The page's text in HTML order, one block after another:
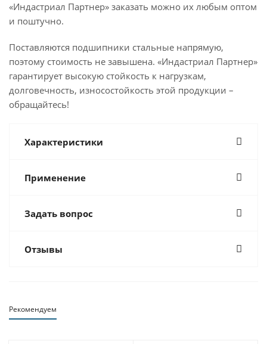
«Индастриал Партнер» заказать можно их любым оптом
и поштучно.
Поставляются подшипники стальные напрямую,
поэтому стоимость не завышена. «Индастриал Партнер»
гарантирует высокую стойкость к нагрузкам,
долговечность, износостойкость этой продукции –
обращайтесь!
Характеристики
Применение
Задать вопрос
Отзывы
Рекомендуем